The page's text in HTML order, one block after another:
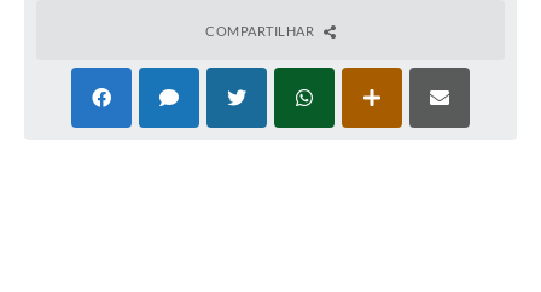
Plano de Capacitação
Cadeia Integrada de Valor
COMPARTILHAR